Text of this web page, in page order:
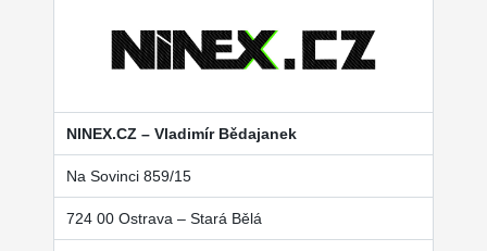
NINEX.CZ – Vladimír Bědajanek
Na Sovinci 859/15
724 00 Ostrava – Stará Bělá